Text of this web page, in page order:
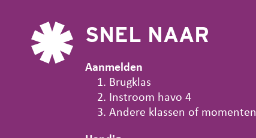
SNEL NAAR
Aanmelden
Brugklas
Instroom havo 4
Andere klassen of momenten